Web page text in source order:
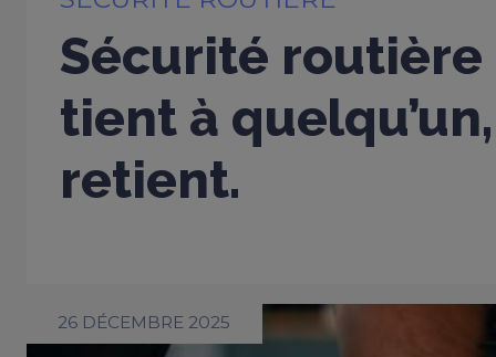
Sécurité routière
tient à
retient.
26 DÉCEMBRE 2025